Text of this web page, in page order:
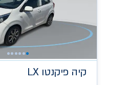
קיה פיקנטו LX